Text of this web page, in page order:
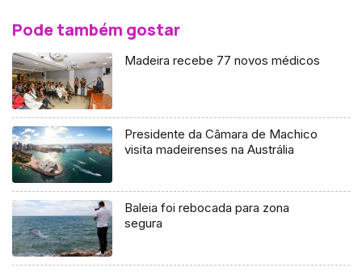
Pode também gostar
Madeira recebe 77 novos médicos
Presidente da Câmara de Machico
visita madeirenses na Austrália
Baleia foi rebocada para zona
segura